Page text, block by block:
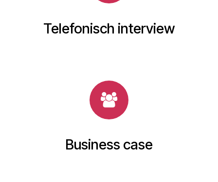
Telefonisch interview
Business case